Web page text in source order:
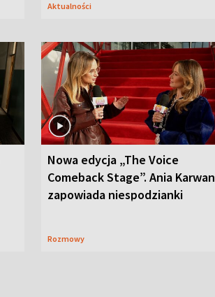
Aktualności
Nowa edycja „The Voice
Comeback Stage”. Ania Karwan
zapowiada niespodzianki
Rozmowy